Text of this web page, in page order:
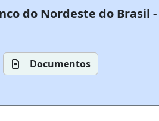
do Nordeste do Brasil -
Documentos